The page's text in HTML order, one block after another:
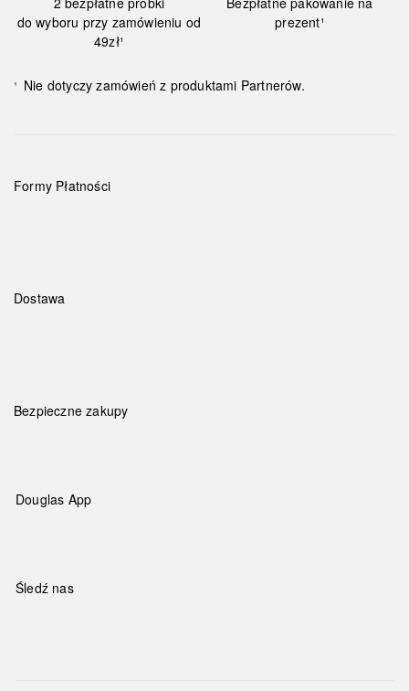
do wyboru przy zamówieniu od
49zł¹
prezent¹
¹ Nie dotyczy zamówień z produktami Partnerów.
Formy Płatności
Dostawa
Bezpieczne zakupy
Douglas App
Śledź nas